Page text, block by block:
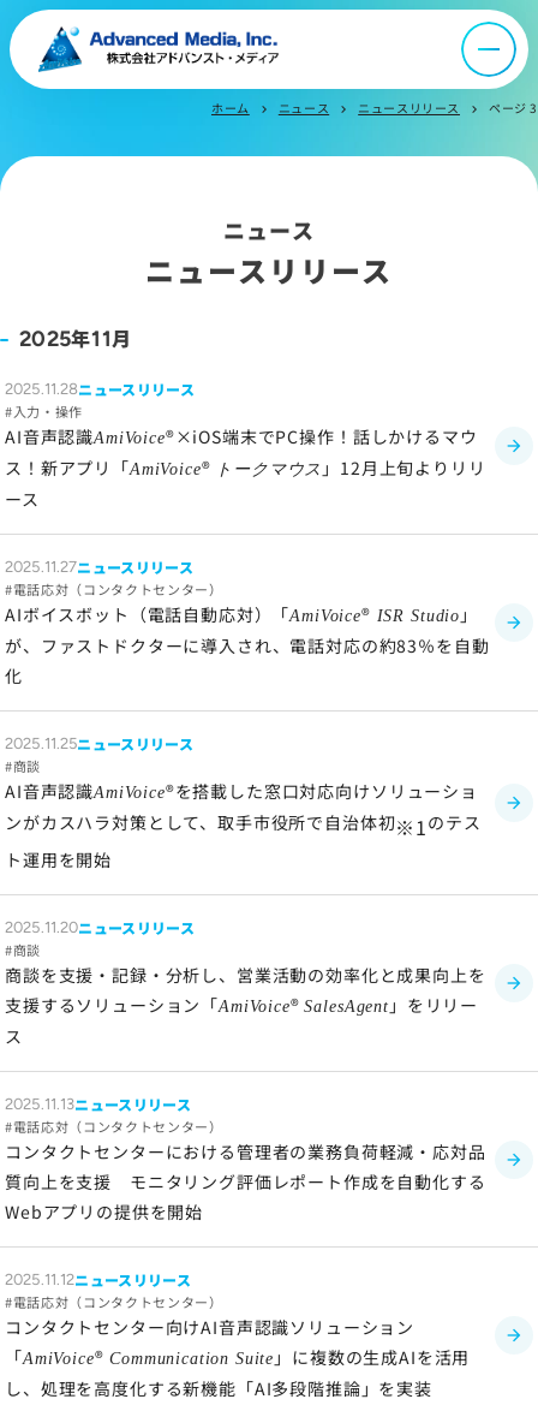
ニュース
採用情報
よくあるご質問
お問い合わせ
サイトマップ
サイトのご利用について
ソーシャルメディアポリシー
プライバシーポリシー
情報セキュリティポリシー
メールマガジン
ホーム chevron_right ニュース chevron_right ニュースリリース chevron_right ページ 3
ニュース
ニュースリリース
2025年11月
2025.11.28ニュースリリース
入力・操作
AI音声認識AmiVoice®×iOS端末でPC操作！話しかけるマウ
ス！新アプリ「AmiVoice® トークマウス 」12月上旬よりリリ
ース
2025.11.27ニュースリリース
電話応対（コンタクトセンター）
AIボイスボット（電話自動応対）「AmiVoice® ISR Studio 」
が、ファストドクターに導入され、電話対応の約83％を自動
化
2025.11.25ニュースリリース
商談
AI音声認識AmiVoice®を搭載した窓口対応向けソリューショ
ンがカスハラ対策として、取手市役所で自治体初※1のテス
ト運用を開始
2025.11.20ニュースリリース
商談
商談を支援・記録・分析し、営業活動の効率化と成果向上を
支援するソリューション「AmiVoice®SalesAgent 」をリリー
ス
2025.11.13ニュースリリース
電話応対（コンタクトセンター）
コンタクトセンターにおける管理者の業務負荷軽減・応対品
質向上を支援 モニタリング評価レポート作成を自動化する
Webアプリの提供を開始
2025.11.12ニュースリリース
電話応対（コンタクトセンター）
コンタクトセンター向けAI音声認識ソリューション
「AmiVoice® Communication Suite 」に複数の生成AIを活用
し、処理を高度化する新機能「AI多段階推論」を実装